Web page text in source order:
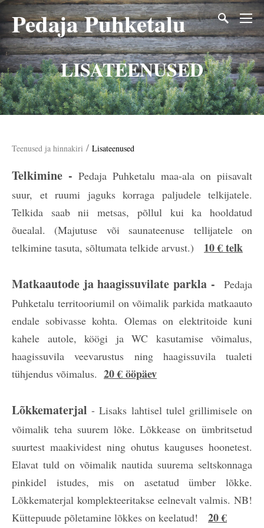
Pedaja Puhketalu
LISATEENUSED
Teenused ja hinnakiri / Lisateenused
Telkimine - Pedaja Puhketalu maa-ala on piisavalt
suur, et ruumi jaguks korraga paljudele telkijatele.
Telkida saab nii metsas, põllul kui ka hooldatud
õuealal. (Majutuse või saunateenuse tellijatele on
telkimine tasuta, sõltumata telkide arvust.) 10 € telk
Matkaautode ja haagissuvilate parkla -
Pedaja
Puhketalu territooriumil on võimalik parkida matkaauto
endale sobivasse kohta. Olemas on elektritoide kuni
kahele autole, köögi ja WC kasutamise võimalus,
haagissuvila veevarustus ning haagissuvila tualeti
tühjendus võimalus. 20 € ööpäev
Lõkkematerjal - Lisaks lahtisel tulel grillimisele on
võimalik teha suurem lõke. Lõkkease on ümbritsetud
suurtest maakividest ning ohutus kauguses hoonetest.
Elavat tuld on võimalik nautida suurema seltskonnaga
pinkidel istudes, mis on asetatud ümber lõkke.
Lõkkematerjal komplekteeritakse eelnevalt valmis. NB!
Küttepuude põletamine lõkkes on keelatud! 20 €